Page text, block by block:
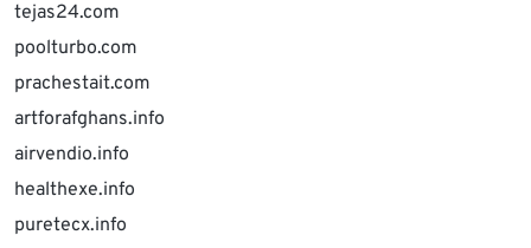
tejas24.com
poolturbo.com
prachestait.com
artforafghans.info
airvendio.info
healthexe.info
puretecx.info